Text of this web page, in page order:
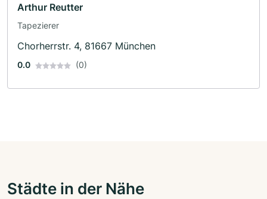
Arthur Reutter
Tapezierer
Chorherrstr. 4, 81667 München
0.0 (0)
Städte in der Nähe